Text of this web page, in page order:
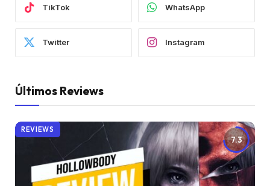
TikTok WhatsApp
Twitter Instagram
Últimos Reviews
7.3
REVIEWS